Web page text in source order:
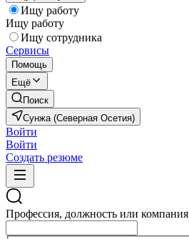
Ищу работу
Ищу работу
Ищу сотрудника
Сервисы
Помощь
Ещё
Поиск
Сунжа (Северная Осетия)
Войти
Войти
Создать резюме
Профессия, должность или компания